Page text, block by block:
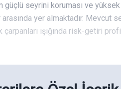
seyrini koruması ve yüksek
yer almaktadır. Mevcut
ışığında risk-getiri